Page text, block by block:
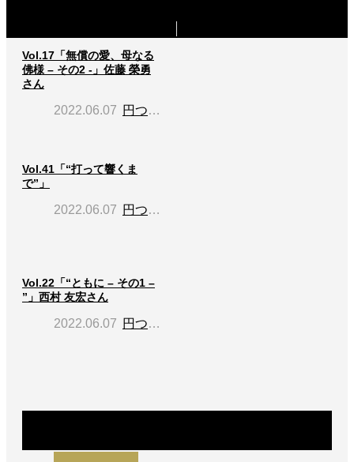
Vol.17「無償の愛、母なる
佛様 – その2 -」佐藤 榮勇
さん
2022.06.07 円つながり
Vol.41「“打って響くま
で”」
2022.06.07 円つながり
Vol.22「“ともに – その1 –
”」西村 友宏さん
2022.06.07 円つながり